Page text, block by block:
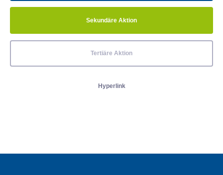
Sekundäre Aktion
Tertiäre Aktion
Hyperlink